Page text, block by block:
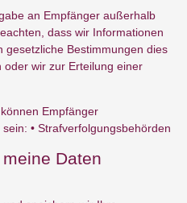
an Empfänger außerhalb
dass wir Informationen
gesetzliche Bestimmungen dies
wir zur Erteilung einer
Empfänger
• Strafverfolgungsbehörden
Daten